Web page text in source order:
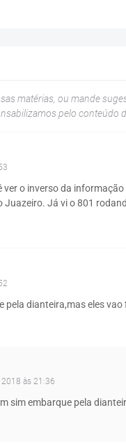
matérias, ou mande
pelo conteúdo
ver o inverso da
Juazeiro. Já vi o 801
pela dianteira,mas eles
às 21:36
sim embarque pela